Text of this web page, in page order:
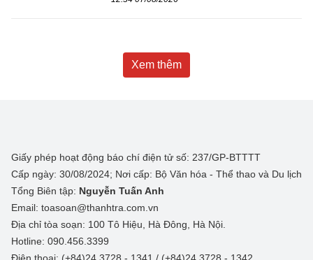
Xem thêm
Giấy phép hoạt động báo chí điện tử số: 237/GP-BTTTT
Cấp ngày: 30/08/2024; Nơi cấp: Bộ Văn hóa - Thể thao và Du lịch
Tổng Biên tập: Nguyễn Tuấn Anh
Email: toasoan@thanhtra.com.vn
Địa chỉ tòa soạn: 100 Tô Hiệu, Hà Đông, Hà Nội.
Hotline: 090.456.3399
Điện thoại: (+84)24 3728 - 1341 / (+84)24 3728 - 1342